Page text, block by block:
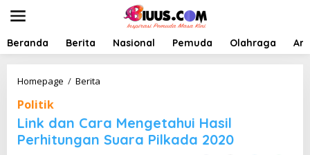
t
Beranda Berita Nasional Pemuda Olahraga
Homepage / Berita
k
d
a
Politik
Link dan Cara Mengetahui Hasil
Perhitungan Suara Pilkada 2020